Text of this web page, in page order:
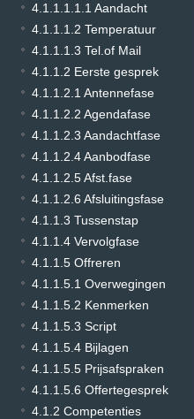
4.1.1.1.1.1 Aandacht
4.1.1.1.2 Temperatuur
4.1.1.1.3 Tel.of Mail
4.1.1.2 Eerste gesprek
4.1.1.2.1 Antennefase
4.1.1.2.2 Agendafase
4.1.1.2.3 Aandachtfase
4.1.1.2.4 Aanbodfase
4.1.1.2.5 Afst.fase
4.1.1.2.6 Afsluitingsfase
4.1.1.3 Tussenstap
4.1.1.4 Vervolgfase
4.1.1.5 Offreren
4.1.1.5.1 Overwegingen
4.1.1.5.2 Kenmerken
4.1.1.5.3 Script
4.1.1.5.4 Bijlagen
4.1.1.5.5 Prijsafspraken
4.1.1.5.6 Offertegesprek
4.1.2 Competenties